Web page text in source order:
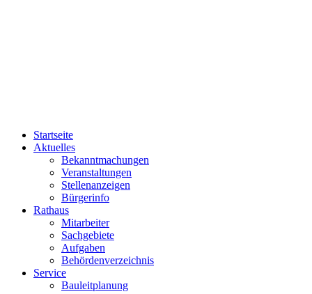
Startseite
Aktuelles
Bekanntmachungen
Veranstaltungen
Stellenanzeigen
Bürgerinfo
Rathaus
Mitarbeiter
Sachgebiete
Aufgaben
Behördenverzeichnis
Service
Bauleitplanung